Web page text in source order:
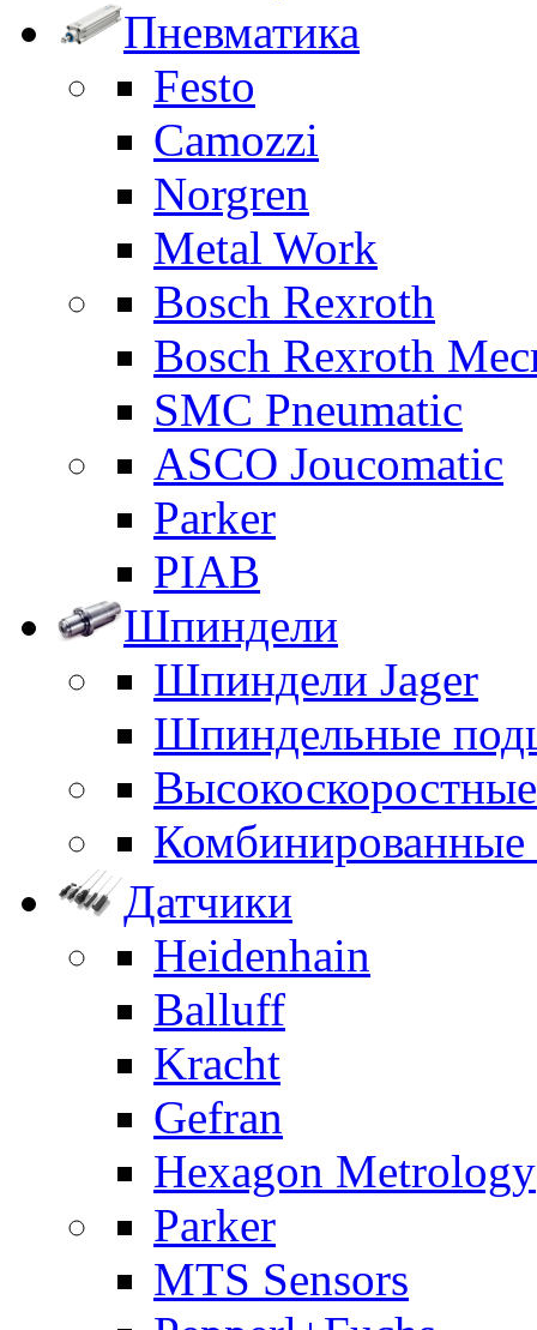
Пневматика
Festo
Camozzi
Norgren
Metal Work
Bosch Rexroth
Bosch Rexroth
SMC Pneumatic
ASCO Joucomatic
Parker
PIAB
Шпиндели
Шпиндели Jager
Шпиндельные
Датчики
Heidenhain
Balluff
Kracht
Gefran
Hexagon Metrology
Parker
MTS Sensors